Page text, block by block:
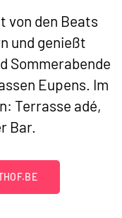
von den Beats
und genießt
Sommerabende
Eupens. Im
Terrasse adé,
Bar.